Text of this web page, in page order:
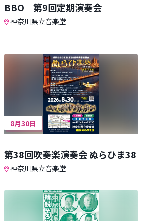
BBO 第9回定期演奏会
神奈川県立音楽堂
8月30日
第38回吹奏楽演奏会 ぬらひま38
神奈川県立音楽堂